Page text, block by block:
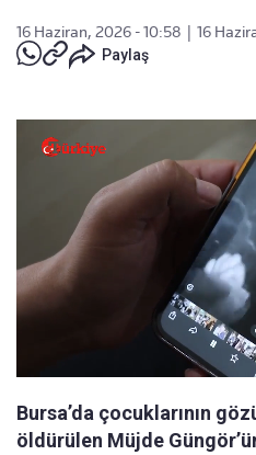
16 Haziran, 2026 - 10:58
16
Paylaş
Bursa’da çocuklarının
öldürülen Müjde